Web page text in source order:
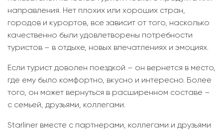
направления. Нет плохих или хороших стран,
городов и курортов, все зависит от того, насколько
качественно были удовлетворены потребности
туристов – в отдыхе, новых впечатлениях и эмоциях.
Если турист доволен поездкой – он вернется в место,
где ему было комфортно, вкусно и интересно. Более
того, он может вернуться в расширенном составе –
с семьей, друзьями, коллегами.
Starliner вместе с партнерами, коллегами и друзьями